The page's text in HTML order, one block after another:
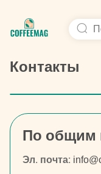
Контакты
По общим
Эл. почта: